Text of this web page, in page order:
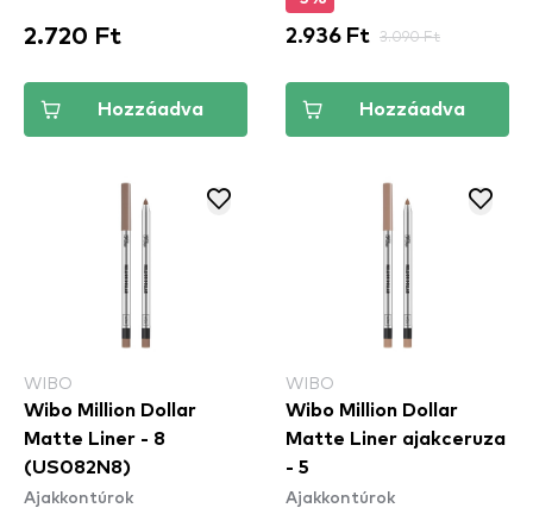
2.720 Ft
Hozzáadva
2.936 Ft 3.090 Ft
Hozzáadva
WIBO
Wibo Million Dollar
Matte Liner - 8
(US082N8)
Ajakkontúrok
WIBO
Wibo Million Dollar
Matte Liner ajakceruza
- 5
Ajakkontúrok